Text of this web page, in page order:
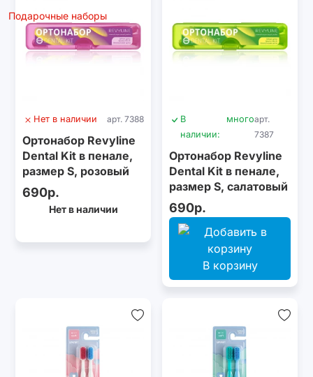
Подарочные наборы
Нет в наличии арт. 7388
Ортонабор Revyline
Dental Kit в пенале,
размер S, розовый
690р.
Нет в наличии
В
наличии:
многоарт.
7387
Ортонабор Revyline
Dental Kit в пенале,
размер S, салатовый
690р.
В корзину